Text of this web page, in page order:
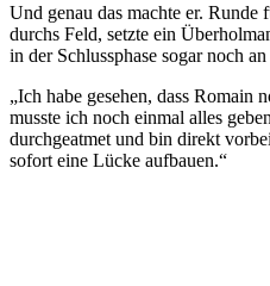
Und genau das machte er.
durchs Feld, setzte ein
in der Schlussphase sogar noch
„Ich habe gesehen, dass Romain
musste ich noch einmal alles
durchgeatmet und bin direkt
sofort eine Lücke aufbauen.“